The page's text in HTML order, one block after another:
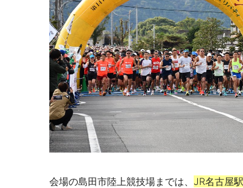
会場の島田市陸上競技場までは、 JR名古屋